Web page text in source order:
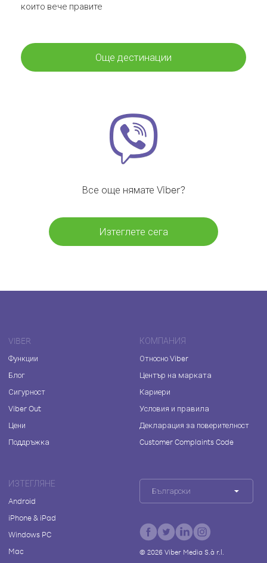
които вече правите
Още дестинации
Все още нямате Viber?
Изтеглете сега
VIBER
Функции
Блог
Сигурност
Viber Out
Цени
Поддръжка
КОМПАНИЯ
Относно Viber
Център на марката
Кариери
Условия и правила
Декларация за поверителност
Customer Complaints Code
ИЗТЕГЛЯНЕ
Android
iPhone & iPad
Windows PC
Mac
Български
© 2026Viber Media S.à r.l.